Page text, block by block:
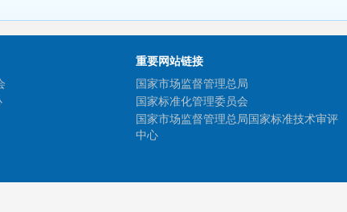
重要网站链接
国家市场监督管理总局
国家标准化管理委员会
国家市场监督管理总局国家标准技术审评
中心